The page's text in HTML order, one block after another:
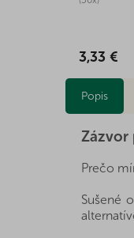
3,33 €
Popis
Zázvor
Prečo
Sušené